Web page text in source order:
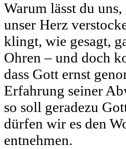
Warum lässt du
unser Herz
klingt, wie gesagt,
Ohren – und doch
dass Gott ernst
Erfahrung seiner
so soll geradezu
dürfen wir es den
entnehmen.